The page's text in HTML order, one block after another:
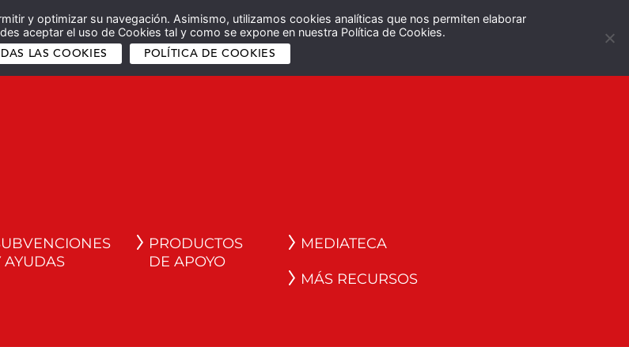
y optimizar su navegación. Asimismo, utilizamos cookies analíticas que nos permiten elaborar
aceptar el uso de Cookies tal y como se expone en nuestra Política de Cookies.
LAS COOKIES POLÍTICA DE COOKIES
Español English
AYUDAS
PRODUCTOS
DE APOYO
MEDIATECA
MÁS RECURSOS